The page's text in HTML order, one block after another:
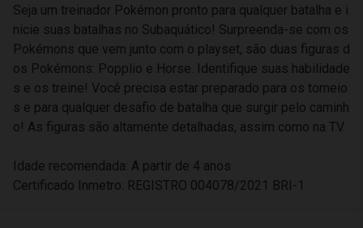
Seja um treinador Pokémon pronto para qualquer batalha e i
nicie suas batalhas no Subaquático! Surpreenda-se com os
Pokémons que vem junto com o playset, são duas figuras d
os Pokémons: Popplio e Horse. Identifique suas habilidade
s e os treine! Você precisa estar preparado para os torneio
s e para qualquer desafio de batalha que surgir pelo caminh
o! As figuras são altamente detalhadas, assim como na TV.
Idade recomendada: A partir de 4 anos
Certificado Inmetro: REGISTRO 004078/2021 BRI-1